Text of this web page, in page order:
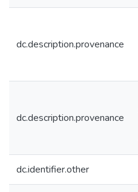
dc.description.provenance
dc.description.provenance
dc.identifier.other